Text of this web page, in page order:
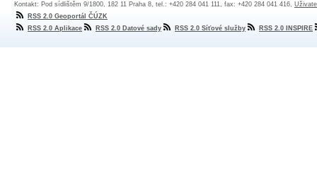
Kontakt: Pod sídlištěm 9/1800, 182 11 Praha 8, tel.: +420 284 041 111, fax: +420 284 041 416,
RSS 2.0 Geoportál ČÚZK
RSS 2.0 Aplikace
RSS 2.0 Datové sady RSS 2.0 Síťové služby RSS 2.0 INSPIRE